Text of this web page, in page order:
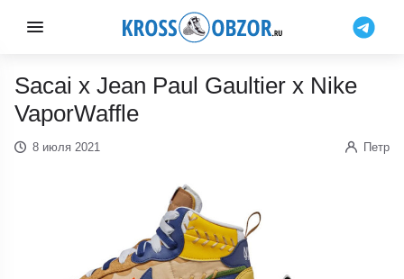
Sacai x Jean Paul Gaultier x Nike
VaporWaffle
8 июля 2021 Петр